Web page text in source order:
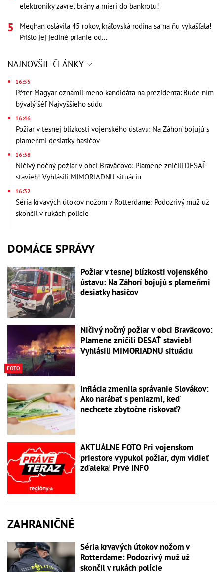
elektroniky zavrel brány a mieri do bankrotu!
Meghan oslávila 45 rokov, kráľovská rodina sa na ňu vykašľala!
Prišlo jej jediné prianie od...
NAJNOVŠIE ČLÁNKY
16:55
Péter Magyar oznámil meno kandidáta na prezidenta: Bude ním
bývalý šéf Najvyššieho súdu
16:46
Požiar v tesnej blízkosti vojenského ústavu: Na Záhorí bojujú s
plameňmi desiatky hasičov
16:38
Ničivý nočný požiar v obci Braväcovo: Plamene zničili DESAŤ
stavieb! Vyhlásili MIMORIADNU situáciu
16:32
Séria krvavých útokov nožom v Rotterdame: Podozrivý muž už
skončil v rukách polície
DOMÁCE SPRÁVY
Požiar v tesnej blízkosti vojenského
ústavu: Na Záhorí bojujú s plameňmi
desiatky hasičov
FOTO
Ničivý nočný požiar v obci Braväcovo:
Plamene zničili DESAŤ stavieb!
Vyhlásili MIMORIADNU situáciu
Inflácia zmenila správanie Slovákov:
Ako narábať s peniazmi, keď
nechcete zbytočne riskovať?
AKTUÁLNE FOTO Pri vojenskom
priestore vypukol požiar, dym vidieť
zďaleka! Prvé INFO
ZAHRANIČNÉ
Séria krvavých útokov nožom v
Rotterdame: Podozrivý muž už
skončil v rukách polície